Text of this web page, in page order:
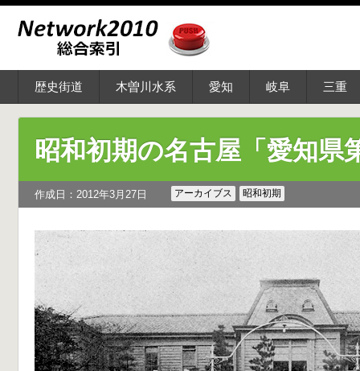
歴史街道 木曽川水系 愛知 岐阜 三重
昭和初期の名古屋「愛知県
作成日：2012年3月27日 アーカイブス 昭和初期